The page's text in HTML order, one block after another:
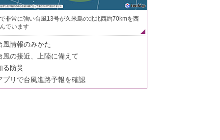
非常に強い台風13号が久米島の北北西約70kmを西
でいます
風情報のみかた
風の接近、上陸に備えて
る防災
プリで台風進路予報を確認